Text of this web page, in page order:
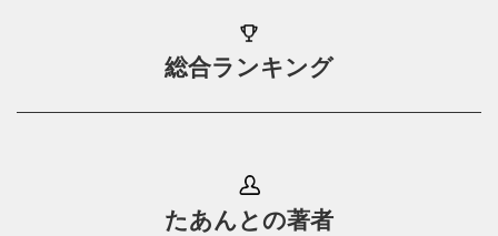
総合ランキング
たあんとの著者